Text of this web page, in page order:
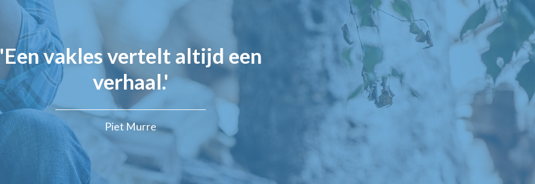
'Een vakles vertelt altijd een
verhaal.'
Piet Murre